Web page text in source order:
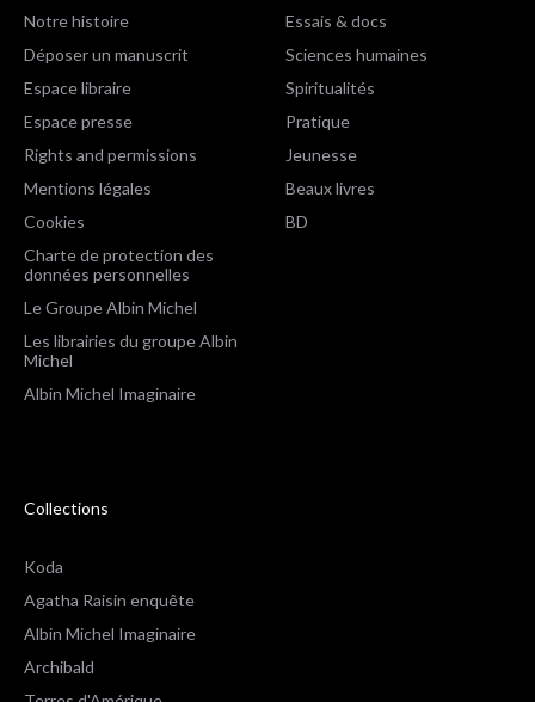
Notre histoire
Déposer un manuscrit
Espace libraire
Espace presse
Rights and permissions
Mentions légales
Cookies
Charte de protection des
données personnelles
Le Groupe Albin Michel
Les librairies du groupe Albin
Michel
Albin Michel Imaginaire
Essais & docs
Sciences humaines
Spiritualités
Pratique
Jeunesse
Beaux livres
BD
Collections
Koda
Agatha Raisin enquête
Albin Michel Imaginaire
Archibald